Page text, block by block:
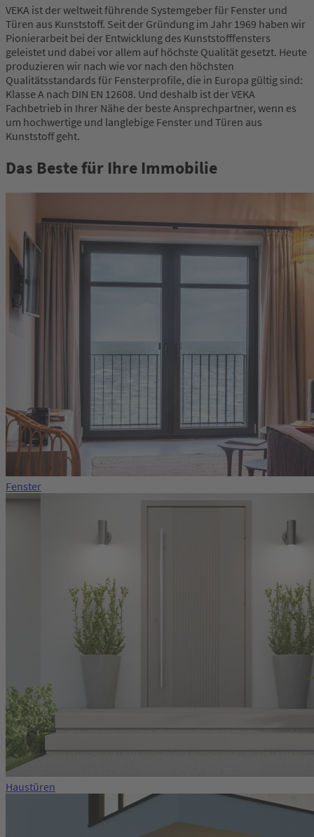
VEKA ist der weltweit führende Systemgeber für Fenster und
Türen aus Kunststoff. Seit der Gründung im Jahr 1969 haben wir
Pionierarbeit bei der Entwicklung des Kunststofffensters
geleistet und dabei vor allem auf höchste Qualität gesetzt. Heute
produzieren wir nach wie vor nach den höchsten
Qualitätsstandards für Fensterprofile, die in Europa gültig sind:
Klasse A nach DIN EN 12608. Und deshalb ist der VEKA
Fachbetrieb in Ihrer Nähe der beste Ansprechpartner, wenn es
um hochwertige und langlebige Fenster und Türen aus
Kunststoff geht.
Das Beste für Ihre Immobilie
Fenster
Haustüren